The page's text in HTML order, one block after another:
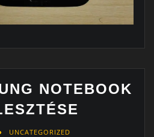
NOTEBOOK
UNCATEGORIZED